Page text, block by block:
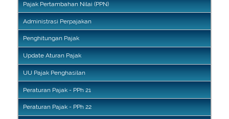
Pajak Pertambahan Nilai (PPN)
Administrasi Perpajakan
Penghitungan Pajak
Update Aturan Pajak
UU Pajak Penghasilan
Peraturan Pajak - PPh 21
Peraturan Pajak - PPh 22